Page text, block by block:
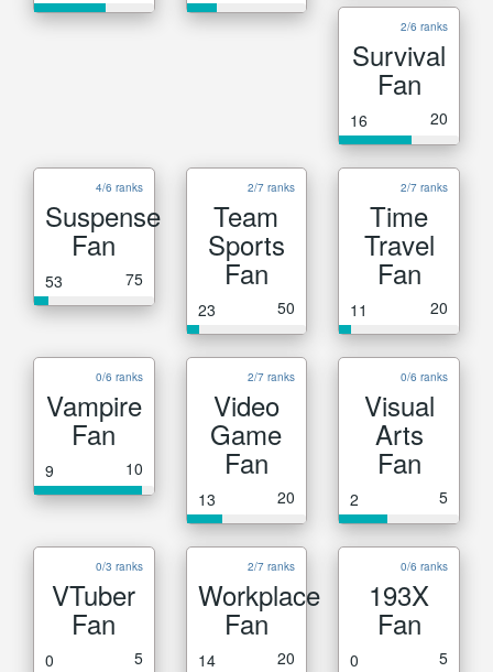
2/6 ranks
Survival
Fan
16 20
4/6 ranks
Suspense
Fan
53 75
2/7 ranks
Team
Sports
Fan
23 50
2/7 ranks
Time
Travel
Fan
11 20
0/6 ranks
Vampire
Fan
9 10
2/7 ranks
Video
Game
Fan
13 20
0/6 ranks
Visual
Arts
Fan
2 5
0/3 ranks
VTuber
Fan
0 5
2/7 ranks
Workplace
Fan
14 20
0/6 ranks
193X
Fan
0 5